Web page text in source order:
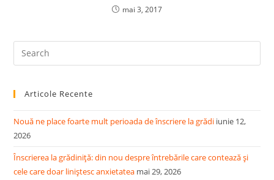
mai 3, 2017
Articole Recente
Nouă ne place foarte mult perioada de înscriere la grădi iunie 12,
2026
Înscrierea la grădiniță: din nou despre întrebările care contează și
cele care doar liniștesc anxietatea mai 29, 2026